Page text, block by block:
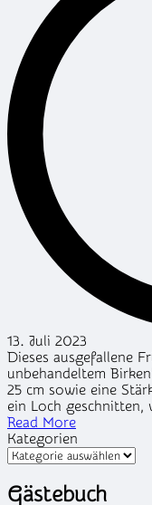
13. Juli 2023
Dieses ausgefallene
unbehandeltem
25 cm sowie eine
ein Loch geschnitten,
Read More
Kategorien
Gästebuch